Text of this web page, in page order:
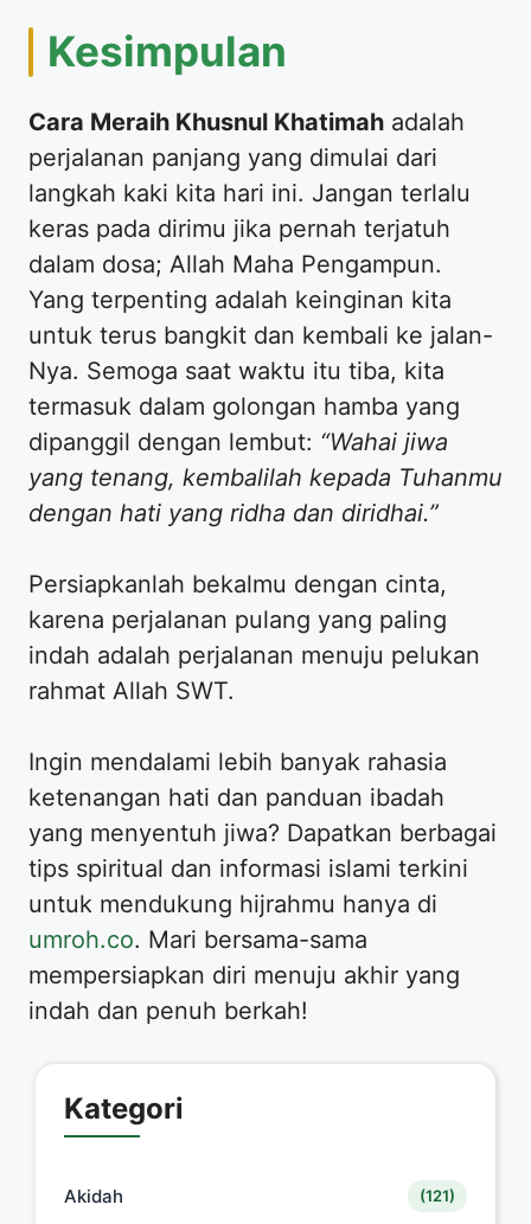
Kesimpulan
Cara Meraih Khusnul Khatimah adalah
perjalanan panjang yang dimulai dari
langkah kaki kita hari ini. Jangan terlalu
keras pada dirimu jika pernah terjatuh
dalam dosa; Allah Maha Pengampun.
Yang terpenting adalah keinginan kita
untuk terus bangkit dan kembali ke jalan-
Nya. Semoga saat waktu itu tiba, kita
termasuk dalam golongan hamba yang
dipanggil dengan lembut: “Wahai jiwa
yang tenang, kembalilah kepada Tuhanmu
dengan hati yang ridha dan diridhai.”
Persiapkanlah bekalmu dengan cinta,
karena perjalanan pulang yang paling
indah adalah perjalanan menuju pelukan
rahmat Allah SWT.
Ingin mendalami lebih banyak rahasia
ketenangan hati dan panduan ibadah
yang menyentuh jiwa? Dapatkan berbagai
tips spiritual dan informasi islami terkini
untuk mendukung hijrahmu hanya di
umroh.co. Mari bersama-sama
mempersiapkan diri menuju akhir yang
indah dan penuh berkah!
Kategori
Akidah (121)